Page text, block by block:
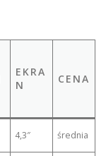
EKRA
N
CENA
4,3″ średnia